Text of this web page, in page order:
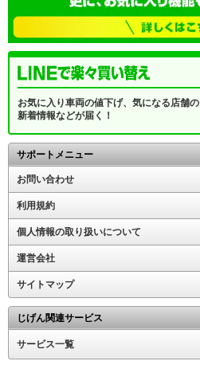
お気に入り車両の値下げ、気になる店舗の
新着情報などが届く！
サポートメニュー
お問い合わせ
利用規約
個人情報の取り扱いについて
運営会社
サイトマップ
じげん関連サービス
サービス一覧